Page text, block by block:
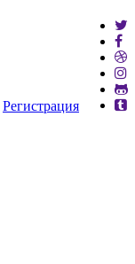
Регистрация